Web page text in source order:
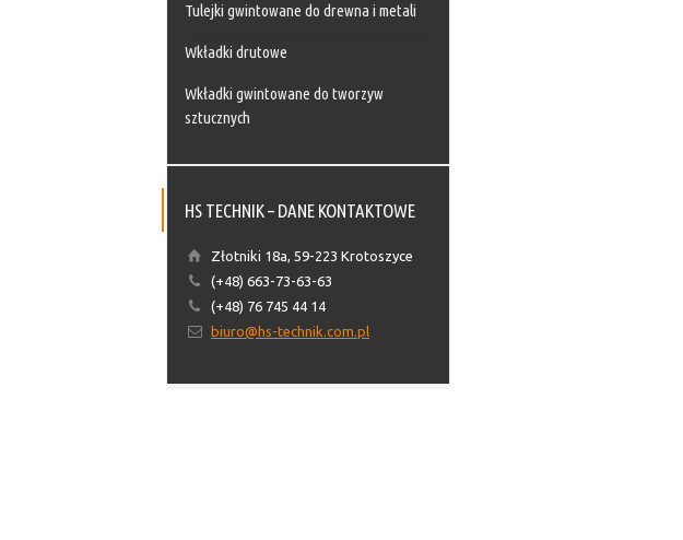
Tulejki gwintowane do drewna i metali
Wkładki drutowe
Wkładki gwintowane do tworzyw
sztucznych
HS TECHNIK – DANE KONTAKTOWE
Złotniki 18a, 59-223 Krotoszyce
(+48) 663-73-63-63
(+48) 76 745 44 14
biuro@hs-technik.com.pl